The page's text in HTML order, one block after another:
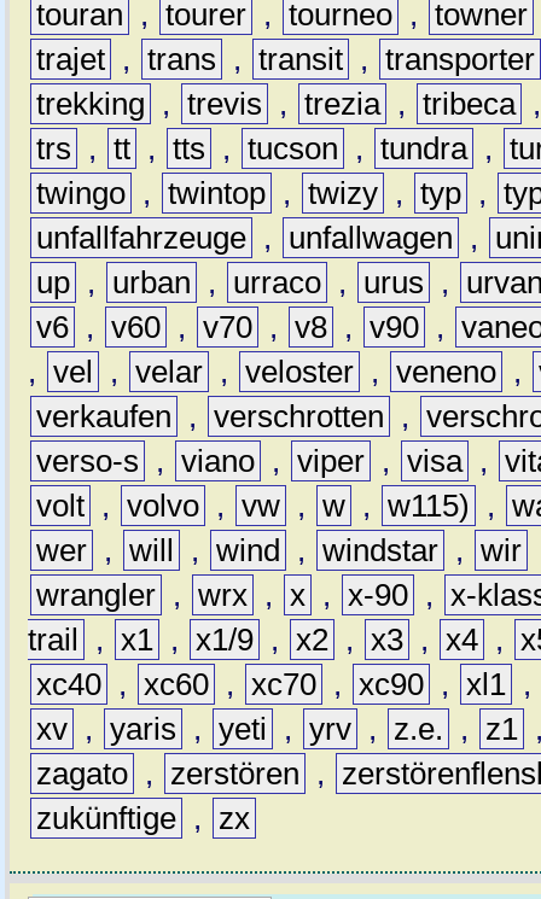
touran , tourer , tourneo , towner
trajet , trans , transit , transporter
trekking
, trevis , trezia , tribeca
trs
, tt , tts , tucson , tundra ,
twingo , twintop , twizy , typ ,
unfallfahrzeuge , unfallwagen ,
up , urban , urraco , urus ,
v6 , v60 , v70 , v8 , v90 ,
, vel , velar , veloster , veneno ,
verkaufen
, verschrotten ,
verso-s
, viano , viper , visa ,
volt , volvo , vw , w , w115) ,
wer , will , wind , windstar , wir
wrangler , wrx , x , x-90 , x-
trail
, x1 , x1/9 , x2 , x3 , x4 ,
xc40 , xc60 , xc70 , xc90 , xl1 ,
xv , yaris , yeti , yrv , z.e. , z1
zagato , zerstören ,
zukünftige , zx